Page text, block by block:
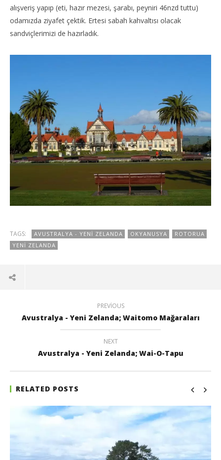
alışveriş yapıp (eti, hazır mezesi, şarabı, peyniri 46nzd tuttu)
odamızda ziyafet çektik. Ertesi sabah kahvaltısı olacak
sandviçlerimizi de hazırladık.
TAGS: AVUSTRALYA - YENI ZELANDA OKYANUSYA
ROTORUA
YENI ZELANDA
PREVIOUS
Avustralya - Yeni Zelanda; Waitomo Mağaraları
NEXT
Avustralya - Yeni Zelanda; Wai-O-Tapu
RELATED POSTS